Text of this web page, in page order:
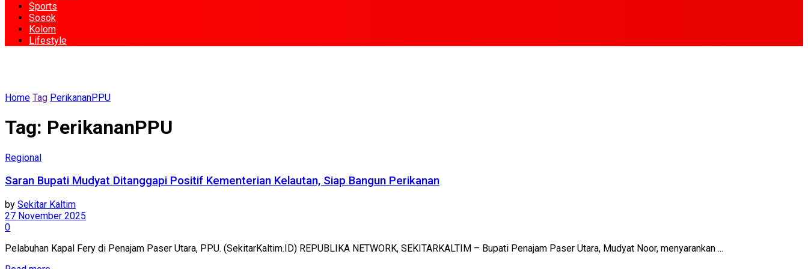
Sports
Sosok
Kolom
Lifestyle
Home Tag PerikananPPU
Tag: PerikananPPU
Regional
Saran Bupati Mudyat Ditanggapi Positif Kementerian Kelautan, Siap Bangun Perikanan
by Sekitar Kaltim
27 November 2025
0
Pelabuhan Kapal Fery di Penajam Paser Utara, PPU. (SekitarKaltim.ID) REPUBLIKA NETWORK, SEKITARKALTIM – Bupati Penajam Paser Utara, Mudyat Noor, menyarankan ...